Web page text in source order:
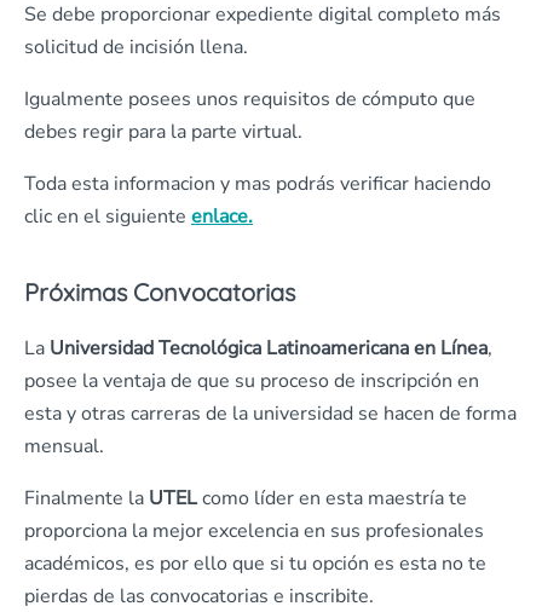
Se debe proporcionar expediente digital completo más
solicitud de incisión llena.
Igualmente posees unos requisitos de cómputo que
debes regir para la parte virtual.
Toda esta informacion y mas podrás verificar haciendo
clic en el siguiente enlace.
Próximas Convocatorias
La Universidad Tecnológica Latinoamericana en Línea,
posee la ventaja de que su proceso de inscripción en
esta y otras carreras de la universidad se hacen de forma
mensual.
Finalmente la UTELcomo líder en esta maestría te
proporciona la mejor excelencia en sus profesionales
académicos, es por ello que si tu opción es esta no te
pierdas de las convocatorias e inscribite.